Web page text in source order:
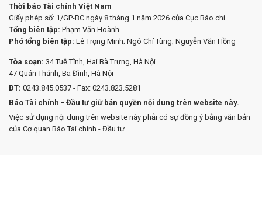
Thời báo Tài chính Việt Nam
Giấy phép số: 1/GP-BC ngày 8 tháng 1 năm 2026 của Cục Báo chí.
Tổng biên tập: Phạm Văn Hoành
Phó tổng biên tập: Lê Trọng Minh; Ngô Chí Tùng; Nguyễn Văn Hồng
Tòa soạn: 34 Tuệ Tĩnh, Hai Bà Trưng, Hà Nội
47 Quán Thánh, Ba Đình, Hà Nội
ĐT: 0243.845.0537 - Fax: 0243.823.5281
Báo Tài chính - Đầu tư giữ bản quyền nội dung trên website này.
Việc sử dụng nội dung trên website này phải có sự đồng ý bằng văn bản
của Cơ quan Báo Tài chính - Đầu tư.